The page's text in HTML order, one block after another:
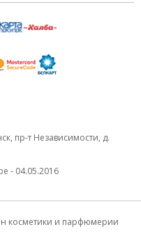
пр-т Независимости, д.
- 04.05.2016
косметики и парфюмерии